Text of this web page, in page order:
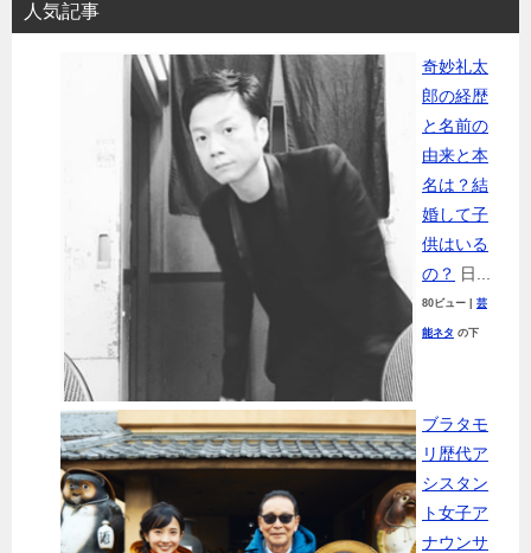
人気記事
奇妙礼太
郎の経歴
と名前の
由来と本
名は？結
婚して子
供はいる
の？ 日...
80ビュー 芸
能ネタ の下
ブラタモ
リ歴代ア
シスタン
ト女子ア
ナウンサ